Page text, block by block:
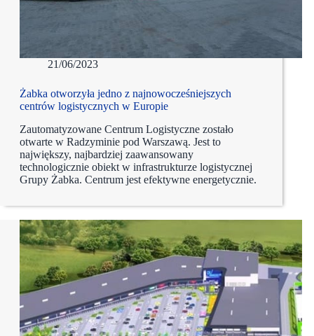
21/06/2023
Żabka otworzyła jedno z najnowocześniejszych
centrów logistycznych w Europie
Zautomatyzowane Centrum Logistyczne zostało
otwarte w Radzyminie pod Warszawą. Jest to
największy, najbardziej zaawansowany
technologicznie obiekt w infrastrukturze logistycznej
Grupy Żabka. Centrum jest efektywne energetycznie.